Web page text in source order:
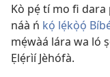
Kò pẹ́ tí mo fi
náà ń kọ́ lẹ́kọ̀ọ́
mẹ́wàá lára wa ló
Ẹlẹ́rìí Jèhófà.